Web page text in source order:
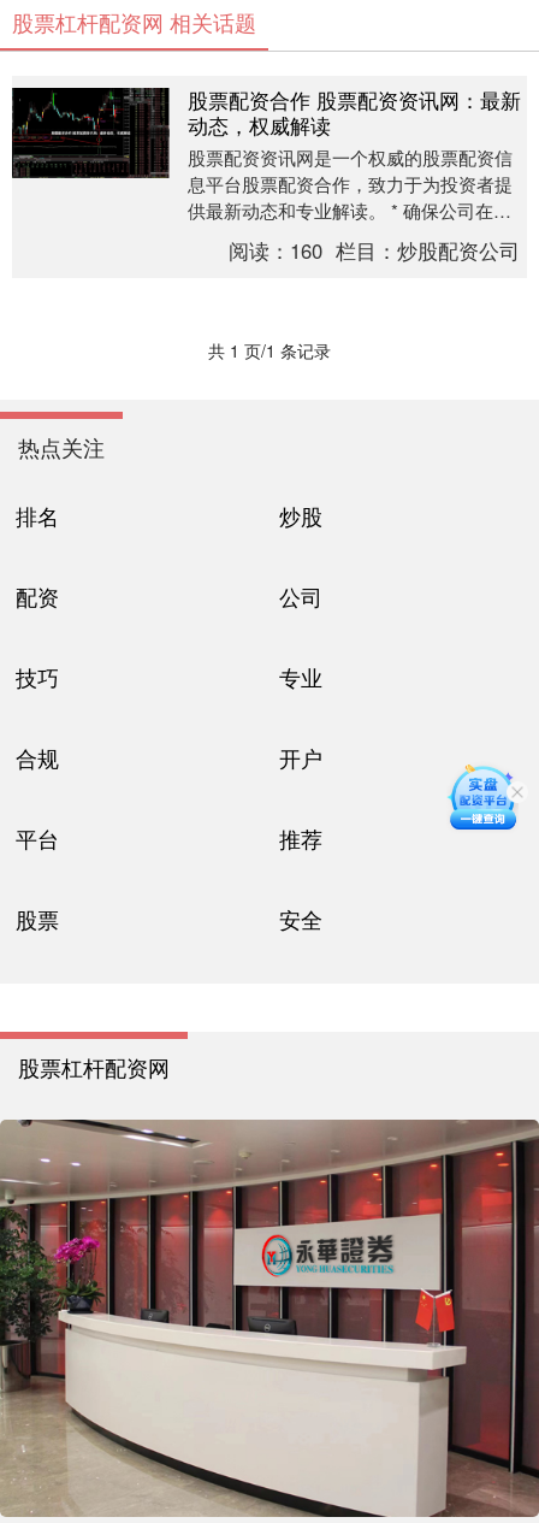
股票杠杆配资网 相关话题
股票配资合作 股票配资资讯网：最新
动态，权威解读
股票配资资讯网是一个权威的股票配资信
息平台股票配资合作，致力于为投资者提
供最新动态和专业解读。 * 确保公司在相
关监管机构注册，并遵守行业法规。 **最
新动态*....
阅读： 160 栏目：炒股配资公司
共 1 页/1 条记录
热点关注
排名 炒股
配资 公司
技巧 专业
合规 开户
平台 推荐
股票 安全
股票杠杆配资网